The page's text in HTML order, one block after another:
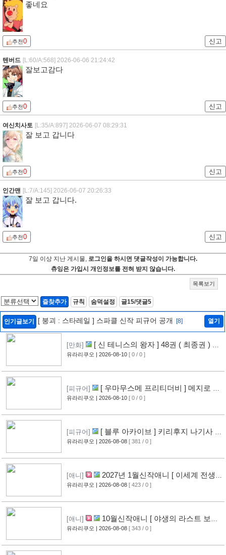
좋네요
추천0 신고
텐버드 [L:60/A:568] 2026-06-06 21:24:42
잘보고감다
추천0 신고
여신치사토 [L:35/A:897] 2026-06-07 08:29:31
잘 보고 갑니다
추천0 신고
인간맨 [L:7/A:145] 2026-06-07 20:26:33
잘 보고 갑니다.
추천0 신고
7일 이상 지난 게시물, 로그인을 하시면 댓글작성이 가능합니다.
츄잉은 가입시 개인정보를 전혀 받지 않습니다.
목록보기
즐찾추가 규칙 숨덕설정 글15/댓글5
인기글보기 [ 붕괴 : 스타레일 ] 스파클 신작 피규어 공개 [8] 열기
[만화]
[ 신 테니스의 왕자 ] 48권 ( 최종권 ) 표
지 공개
유라리쿠오 | 2026-08-10 [ 0 / 0 ]
[피규어]
[ 우마무스메 프리티더비 ] 메지로 아
르당 신작 피규어 공개
유라리쿠오 | 2026-08-10 [ 0 / 0 ]
[피규어]
[ 블루 아카이브 ] 키리후지 나기사 신
작 피규어 공개 [11]
유라리쿠오 | 2026-08-08 [ 381 / 0 ]
[애니]
2027년 1월신작애니 [ 이세계 전생
소동기 ] PV 영상 공개 [9]
유라리쿠오 | 2026-08-08 [ 423 / 0 ]
[애니]
10월신작애니 [ 야생의 라스트 보스
가 나타났다! ] 2기 PV 영상 공개
유라리쿠오 | 2026-08-08 [ 343 / 0 ]